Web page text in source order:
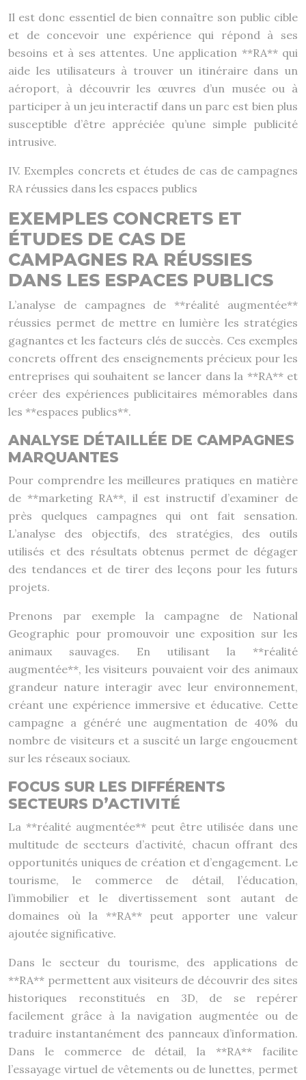
Il est donc essentiel de bien connaître son public cible
et de concevoir une expérience qui répond à ses
besoins et à ses attentes. Une application **RA** qui
aide les utilisateurs à trouver un itinéraire dans un
aéroport, à découvrir les œuvres d’un musée ou à
participer à un jeu interactif dans un parc est bien plus
susceptible d’être appréciée qu’une simple publicité
intrusive.
IV. Exemples concrets et études de cas de campagnes
RA réussies dans les espaces publics
EXEMPLES CONCRETS ET
ÉTUDES DE CAS DE
CAMPAGNES RA RÉUSSIES
DANS LES ESPACES PUBLICS
L’analyse de campagnes de **réalité augmentée**
réussies permet de mettre en lumière les stratégies
gagnantes et les facteurs clés de succès. Ces exemples
concrets offrent des enseignements précieux pour les
entreprises qui souhaitent se lancer dans la **RA** et
créer des expériences publicitaires mémorables dans
les **espaces publics**.
ANALYSE DÉTAILLÉE DE CAMPAGNES
MARQUANTES
Pour comprendre les meilleures pratiques en matière
de **marketing RA**, il est instructif d’examiner de
près quelques campagnes qui ont fait sensation.
L’analyse des objectifs, des stratégies, des outils
utilisés et des résultats obtenus permet de dégager
des tendances et de tirer des leçons pour les futurs
projets.
Prenons par exemple la campagne de National
Geographic pour promouvoir une exposition sur les
animaux sauvages. En utilisant la **réalité
augmentée**, les visiteurs pouvaient voir des animaux
grandeur nature interagir avec leur environnement,
créant une expérience immersive et éducative. Cette
campagne a généré une augmentation de 40% du
nombre de visiteurs et a suscité un large engouement
sur les réseaux sociaux.
FOCUS SUR LES DIFFÉRENTS
SECTEURS D’ACTIVITÉ
La **réalité augmentée** peut être utilisée dans une
multitude de secteurs d’activité, chacun offrant des
opportunités uniques de création et d’engagement. Le
tourisme, le commerce de détail, l’éducation,
l’immobilier et le divertissement sont autant de
domaines où la **RA** peut apporter une valeur
ajoutée significative.
Dans le secteur du tourisme, des applications de
**RA** permettent aux visiteurs de découvrir des sites
historiques reconstitués en 3D, de se repérer
facilement grâce à la navigation augmentée ou de
traduire instantanément des panneaux d’information.
Dans le commerce de détail, la **RA** facilite
l’essayage virtuel de vêtements ou de lunettes, permet